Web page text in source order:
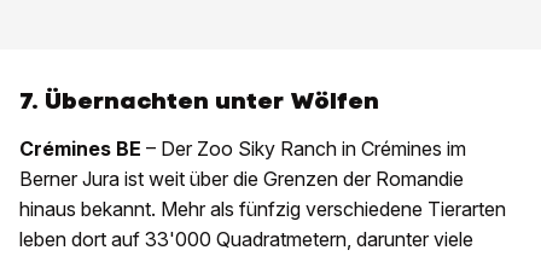
7. Übernachten unter Wölfen
Crémines BE – Der Zoo Siky Ranch in Crémines im
Berner Jura ist weit über die Grenzen der Romandie
hinaus bekannt. Mehr als fünfzig verschiedene Tierarten
leben dort auf 33'000 Quadratmetern, darunter viele